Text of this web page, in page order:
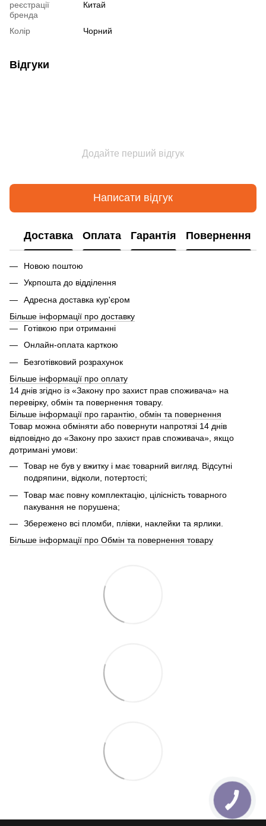
реєстрації
бренда
Китай
Колір Чорний
Відгуки
Додайте перший відгук
Написати відгук
Доставка Оплата Гарантія Повернення
Новою поштою
Укрпошта до відділення
Адресна доставка кур'єром
Більше інформації про доставку
Готівкою при отриманні
Онлайн-оплата карткою
Безготівковий розрахунок
Більше інформації про оплату
14 днів згідно із «Закону про захист прав споживача» на
перевірку, обмін та повернення товару.
Більше інформації про гарантію, обмін та повернення
Товар можна обміняти або повернути напротязі 14 днів
відповідно до «Закону про захист прав споживача», якщо
дотримані умови:
Товар не був у вжитку і має товарний вигляд. Відсутні
подряпини, відколи, потертості;
Товар має повну комплектацію, цілісність товарного
пакування не порушена;
Збережено всі пломби, плівки, наклейки та ярлики.
Більше інформації про Обмін та повернення товару